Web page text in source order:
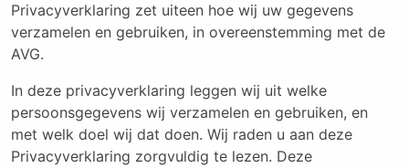
Privacyverklaring zet uiteen hoe wij uw gegevens
verzamelen en gebruiken, in overeenstemming met de
AVG.
In deze privacyverklaring leggen wij uit welke
persoonsgegevens wij verzamelen en gebruiken, en
met welk doel wij dat doen. Wij raden u aan deze
Privacyverklaring zorgvuldig te lezen. Deze